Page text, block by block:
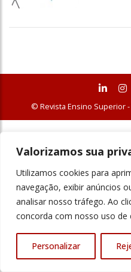
Valorizamos sua
Utilizamos cookies para
navegação, exibir anúncios
analisar nosso tráfego. Ao
concorda com nosso uso de
Personalizar
© Revista Ensino Superior